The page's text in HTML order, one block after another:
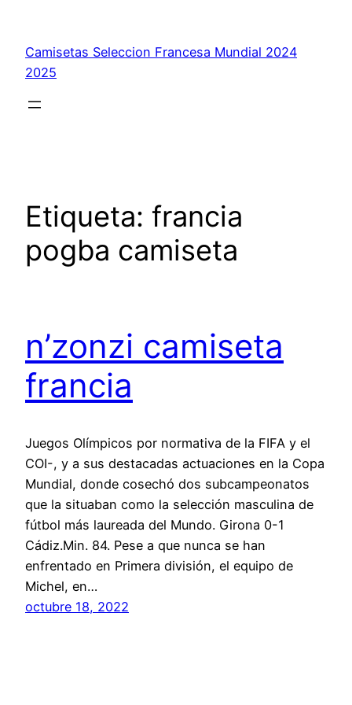
contenido
Camisetas Seleccion Francesa Mundial 2024
2025
Etiqueta: francia
pogba camiseta
n’zonzi camiseta
francia
Juegos Olímpicos por normativa de la FIFA y el
COI-, y a sus destacadas actuaciones en la Copa
Mundial, donde cosechó dos subcampeonatos
que la situaban como la selección masculina de
fútbol más laureada del Mundo. Girona 0-1
Cádiz.Min. 84. Pese a que nunca se han
enfrentado en Primera división, el equipo de
Michel, en…
octubre 18, 2022